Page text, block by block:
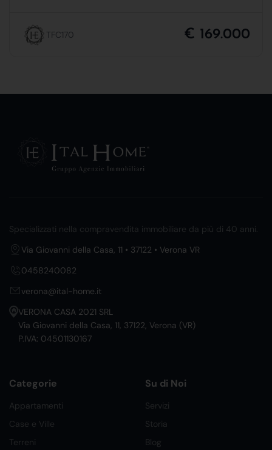
TFC170 € 169.000
Specializzati nella compravendita immobiliare da più di 40 anni.
Via Giovanni della Casa, 11 • 37122 • Verona VR
0458240082
verona@ital-home.it
VERONA CASA 2021 SRL
Via Giovanni della Casa, 11, 37122, Verona (VR)
P.IVA: 04501130167
Categorie
Appartamenti
Case e Ville
Terreni
Su di Noi
Servizi
Storia
Blog